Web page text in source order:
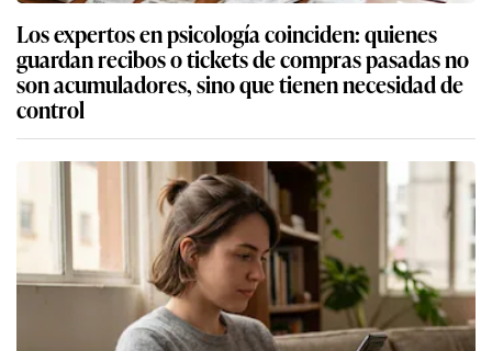
Los expertos en psicología coinciden: quienes
guardan recibos o tickets de compras pasadas no
son acumuladores, sino que tienen necesidad de
control